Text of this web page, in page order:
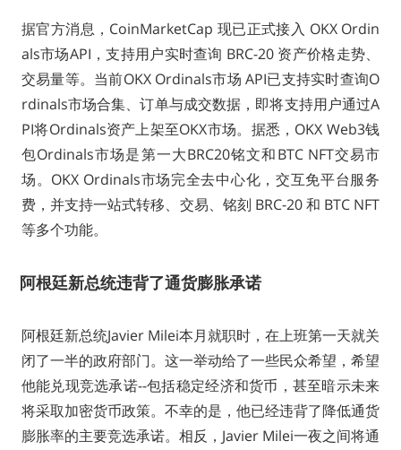
据官方消息，CoinMarketCap 现已正式接入 OKX Ordin
als市场API，支持用户实时查询 BRC-20 资产价格走势、
交易量等。当前OKX Ordinals市场 API已支持实时查询O
rdinals市场合集、订单与成交数据，即将支持用户通过A
PI将Ordinals资产上架至OKX市场。据悉，OKX Web3钱
包Ordinals市场是第一大BRC20铭文和BTC NFT交易市
场。OKX Ordinals市场完全去中心化，交互免平台服务
费，并支持一站式转移、交易、铭刻 BRC-20 和 BTC NFT
等多个功能。
阿根廷新总统违背了通货膨胀承诺
阿根廷新总统Javier Milei本月就职时，在上班第一天就关
闭了一半的政府部门。这一举动给了一些民众希望，希望
他能兑现竞选承诺--包括稳定经济和货币，甚至暗示未来
将采取加密货币政策。不幸的是，他已经违背了降低通货
膨胀率的主要竞选承诺。相反，Javier Milei一夜之间将通